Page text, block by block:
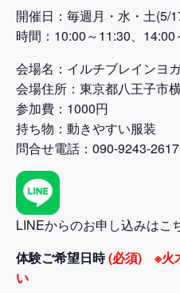
開催日：毎週月・水・土(5/
時間：10:00～11:30、14:00
会場名：イルチブレインヨ
会場住所：東京都八王子市
参加費：1000円
持ち物：動きやすい服装
問合せ電話：090-9243-2617
LINEからのお申し込みはこ
体験ご希望日時(必須) ※火
い